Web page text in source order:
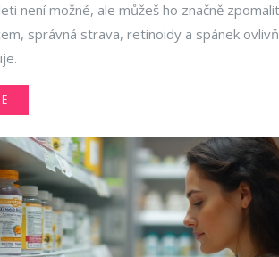
není možné, ale můžeš ho značně
správná strava, retinoidy a spánek